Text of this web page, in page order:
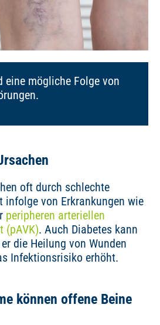
eine mögliche Folge von
oft durch schlechte
infolge von Erkrankungen wie
peripheren arteriellen
(pAVK). Auch Diabetes kann
die Heilung von Wunden
Infektionsrisiko erhöht.
können offene Beine